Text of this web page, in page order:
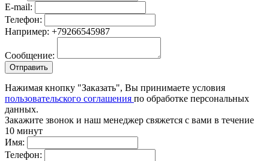
E-mail:
Телефон:
Например: +79266545987
Сообщение:
Нажимая кнопку "Заказать", Вы принимаете условия
пользовательского соглашения по обработке персональных
данных.
Закажите звонок и наш менеджер свяжется с вами в течение
10 минут
Имя:
Телефон: